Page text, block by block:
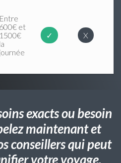
Entre
600€ et
1500€
la
journée
✓ X
exacts ou besoin
maintenant et
conseillers qui peut
votre voyage.